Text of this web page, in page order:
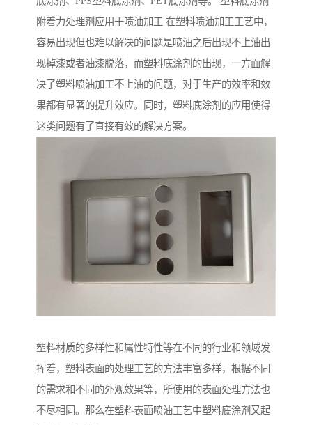
附着力处理剂应用于喷油加工 在塑料喷油加工工艺中，
容易出现但也难以解决的问题是喷油之后出现不上油出
现掉漆或者油漆脱落，而塑料底涂剂的出现，一方面解
决了塑料喷油加工不上油的问题，对于生产的效率和效
果都有显著的提升效应。同时，塑料底涂剂的应用使得
这类问题有了直接有效的解决方案。
塑料材质的多样性和属性特性等在不同的行业和领域发
挥着，塑料表面的处理工艺的方法丰富多样，根据不同
的需求和不同的外观效果等，所使用的表面处理方法也
不尽相同。那么在塑料表面喷油工艺中塑料底涂剂又起